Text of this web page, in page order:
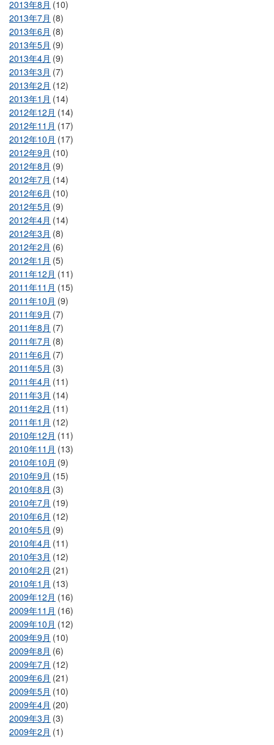
2013年8月 (10)
2013年7月 (8)
2013年6月 (8)
2013年5月 (9)
2013年4月 (9)
2013年3月 (7)
2013年2月 (12)
2013年1月 (14)
2012年12月 (14)
2012年11月 (17)
2012年10月 (17)
2012年9月 (10)
2012年8月 (9)
2012年7月 (14)
2012年6月 (10)
2012年5月 (9)
2012年4月 (14)
2012年3月 (8)
2012年2月 (6)
2012年1月 (5)
2011年12月 (11)
2011年11月 (15)
2011年10月 (9)
2011年9月 (7)
2011年8月 (7)
2011年7月 (8)
2011年6月 (7)
2011年5月 (3)
2011年4月 (11)
2011年3月 (14)
2011年2月 (11)
2011年1月 (12)
2010年12月 (11)
2010年11月 (13)
2010年10月 (9)
2010年9月 (15)
2010年8月 (3)
2010年7月 (19)
2010年6月 (12)
2010年5月 (9)
2010年4月 (11)
2010年3月 (12)
2010年2月 (21)
2010年1月 (13)
2009年12月 (16)
2009年11月 (16)
2009年10月 (12)
2009年9月 (10)
2009年8月 (6)
2009年7月 (12)
2009年6月 (21)
2009年5月 (10)
2009年4月 (20)
2009年3月 (3)
2009年2月 (1)